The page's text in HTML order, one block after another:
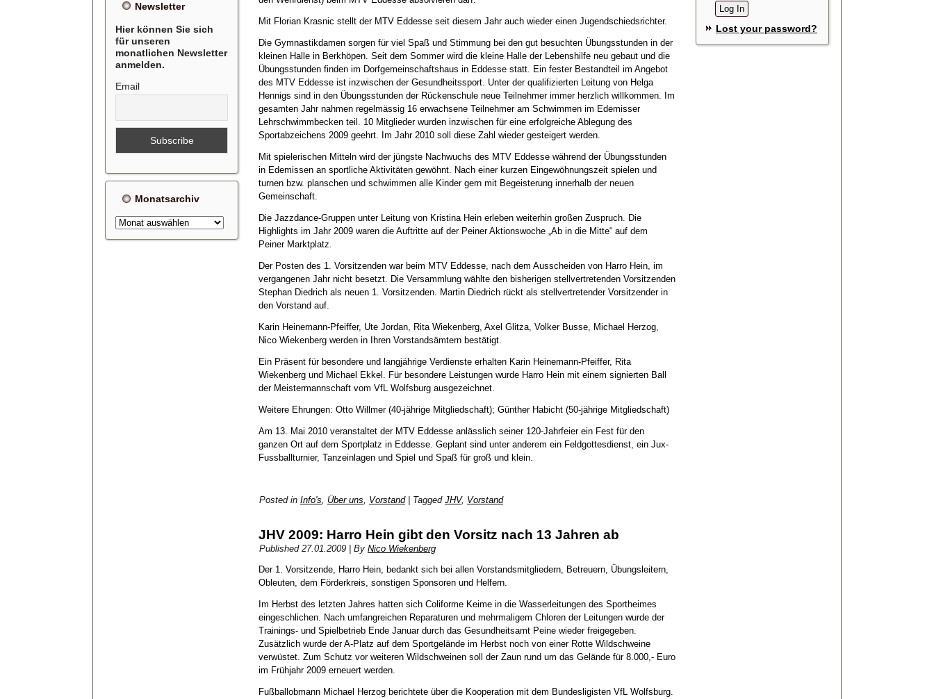
Newsletter
Hier können Sie sich
für unseren
monatlichen Newsletter
anmelden.
Email
Monatsarchiv
Monatsarchiv
Mit Florian Krasnic stellt der MTV Eddesse seit diesem Jahr auch wieder einen Jugendschiedsrichter.
Die Gymnastikdamen sorgen für viel Spaß und Stimmung bei den gut besuchten Übungsstunden in der
kleinen Halle in Berkhöpen. Seit dem Sommer wird die kleine Halle der Lebenshilfe neu gebaut und die
Übungsstunden finden im Dorfgemeinschaftshaus in Eddesse statt. Ein fester Bestandteil im Angebot
des MTV Eddesse ist inzwischen der Gesundheitssport. Unter der qualifizierten Leitung von Helga
Hennigs sind in den Übungsstunden der Rückenschule neue Teilnehmer immer herzlich willkommen. Im
gesamten Jahr nahmen regelmässig 16 erwachsene Teilnehmer am Schwimmen im Edemisser
Lehrschwimmbecken teil. 10 Mitglieder wurden inzwischen für eine erfolgreiche Ablegung des
Sportabzeichens 2009 geehrt. Im Jahr 2010 soll diese Zahl wieder gesteigert werden.
Mit spielerischen Mitteln wird der jüngste Nachwuchs des MTV Eddesse während der Übungsstunden
in Edemissen an sportliche Aktivitäten gewöhnt. Nach einer kurzen Eingewöhnungszeit spielen und
turnen bzw. planschen und schwimmen alle Kinder gern mit Begeisterung innerhalb der neuen
Gemeinschaft.
Die Jazzdance-Gruppen unter Leitung von Kristina Hein erleben weiterhin großen Zuspruch. Die
Highlights im Jahr 2009 waren die Auftritte auf der Peiner Aktionswoche „Ab in die Mitte“ auf dem
Peiner Marktplatz.
Der Posten des 1. Vorsitzenden war beim MTV Eddesse, nach dem Ausscheiden von Harro Hein, im
vergangenen Jahr nicht besetzt. Die Versammlung wählte den bisherigen stellvertretenden Vorsitzenden
Stephan Diedrich als neuen 1. Vorsitzenden. Martin Diedrich rückt als stellvertretender Vorsitzender in
den Vorstand auf.
Karin Heinemann-Pfeiffer, Ute Jordan, Rita Wiekenberg, Axel Glitza, Volker Busse, Michael Herzog,
Nico Wiekenberg werden in Ihren Vorstandsämtern bestätigt.
Ein Präsent für besondere und langjährige Verdienste erhalten Karin Heinemann-Pfeiffer, Rita
Wiekenberg und Michael Ekkel. Für besondere Leistungen wurde Harro Hein mit einem signierten Ball
der Meistermannschaft vom VfL Wolfsburg ausgezeichnet.
Weitere Ehrungen: Otto Willmer (40-jährige Mitgliedschaft); Günther Habicht (50-jährige Mitgliedschaft)
Am 13. Mai 2010 veranstaltet der MTV Eddesse anlässlich seiner 120-Jahrfeier ein Fest für den
ganzen Ort auf dem Sportplatz in Eddesse. Geplant sind unter anderem ein Feldgottesdienst, ein Jux-
Fussballturnier, Tanzeinlagen und Spiel und Spaß für groß und klein.
Posted in Info's, Über uns, Vorstand| Tagged JHV, Vorstand
JHV 2009: Harro Hein gibt den Vorsitz nach 13 Jahren ab
Published 27.01.2009 By Nico Wiekenberg
Der 1. Vorsitzende, Harro Hein, bedankt sich bei allen Vorstandsmitgliedern, Betreuern, Übungsleitern,
Obleuten, dem Förderkreis, sonstigen Sponsoren und Helfern.
Im Herbst des letzten Jahres hatten sich Coliforme Keime in die Wasserleitungen des Sportheimes
eingeschlichen. Nach umfangreichen Reparaturen und mehrmaligem Chloren der Leitungen wurde der
Trainings- und Spielbetrieb Ende Januar durch das Gesundheitsamt Peine wieder freigegeben.
Zusätzlich wurde der A-Platz auf dem Sportgelände im Herbst noch von einer Rotte Wildschweine
verwüstet. Zum Schutz vor weiteren Wildschweinen soll der Zaun rund um das Gelände für 8.000,- Euro
im Frühjahr 2009 erneuert werden.
Fußballobmann Michael Herzog berichtete über die Kooperation mit dem Bundesligisten VfL Wolfsburg.
Lost your password?